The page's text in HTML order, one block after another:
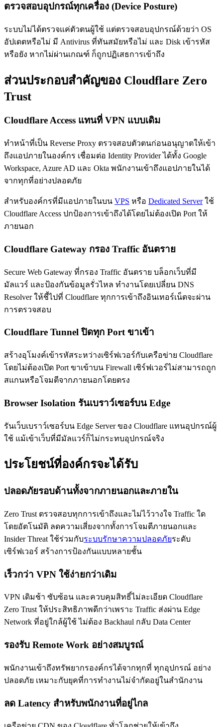
ตรวจสอบอุปกรณ์ทุกเครื่อง (Device Posture)
ระบบไม่ได้ตรวจแค่ตัวตนผู้ใช้ แต่ตรวจสอบอุปกรณ์ด้วยว่า OS
อัปเดตหรือไม่ มี Antivirus ที่ทันสมัยหรือไม่ และ Disk เข้ารหัส
หรือยัง หากไม่ผ่านเกณฑ์ ก็ถูกปฏิเสธการเข้าถึง
ส่วนประกอบสำคัญของ Cloudflare Zero
Trust
Cloudflare Access แทนที่ VPN แบบเดิม
ทำหน้าที่เป็น Reverse Proxy ตรวจสอบตัวตนก่อนอนุญาตให้เข้า
ถึงแอปภายในองค์กร เชื่อมต่อ Identity Provider ได้ทั้ง Google
Workspace, Azure AD และ Okta พนักงานเข้าถึงแอปภายในได้
จากทุกที่อย่างปลอดภัย
สำหรับองค์กรที่มีแอปภายในบน VPS หรือ Dedicated Serverใช้
Cloudflare Access ปกป้องการเข้าถึงได้โดยไม่ต้องเปิด Port ให้
ภายนอก
Cloudflare Gateway กรอง Traffic อันตราย
Secure Web Gateway ที่กรอง Traffic อันตราย บล็อกเว็บที่มี
มัลแวร์ และป้องกันข้อมูลรั่วไหล ทำงานโดยเปลี่ยน DNS
Resolver ให้ชี้ไปที่ Cloudflare ทุกการเข้าถึงอินเทอร์เน็ตจะผ่าน
การตรวจสอบ
Cloudflare Tunnel ปิดทุก Port ขาเข้า
สร้างอุโมงค์เข้ารหัสระหว่างเซิร์ฟเวอร์กับเครือข่าย Cloudflare
โดยไม่ต้องเปิด Port ขาเข้าบน Firewall เซิร์ฟเวอร์ไม่สามารถถูก
สแกนหรือโจมตีจากภายนอกโดยตรง
Browser Isolation รันเบราว์เซอร์บน Edge
รันเว็บเบราว์เซอร์บน Edge Server ของ Cloudflare แทนอุปกรณ์ผู้
ใช้ แม้เข้าเว็บที่มีมัลแวร์ก็ไม่กระทบอุปกรณ์จริง
ประโยชน์ที่องค์กรจะได้รับ
ปลอดภัยรอบด้านทั้งจากภายนอกและภายใน
Zero Trust ตรวจสอบทุกการเข้าถึงและไม่ไว้วางใจ Traffic ใด
โดยอัตโนมัติ ลดความเสี่ยงจากทั้งการโจมตีภายนอกและ
Insider Threat ใช้ร่วมกับระบบรักษาความปลอดภัยระดับ
เซิร์ฟเวอร์ สร้างการป้องกันแบบหลายชั้น
เร็วกว่า VPN ใช้ง่ายกว่าเดิม
VPN เดิมช้า ซับซ้อน และควบคุมสิทธิ์ไม่ละเอียด Cloudflare
Zero Trust ให้ประสิทธิภาพดีกว่าเพราะ Traffic ส่งผ่าน Edge
Network ที่อยู่ใกล้ผู้ใช้ ไม่ต้อง Backhaul กลับ Data Center
รองรับ Remote Work อย่างสมบูรณ์
พนักงานเข้าถึงทรัพยากรองค์กรได้จากทุกที่ ทุกอุปกรณ์ อย่าง
ปลอดภัย เหมาะกับยุคที่การทำงานไม่จำกัดอยู่ในสำนักงาน
ลด Latency สำหรับพนักงานที่อยู่ไกล